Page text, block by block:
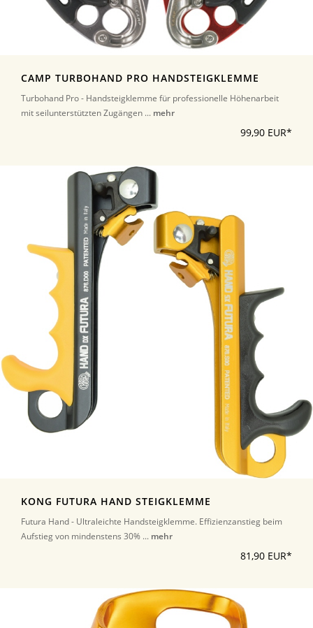
CAMP TURBOHAND PRO HANDSTEIGKLEMME
Turbohand Pro - Handsteigklemme für professionelle Höhenarbeit
mit seilunterstützten Zugängen ... mehr
99,90 EUR*
KONG FUTURA HAND STEIGKLEMME
Futura Hand - Ultraleichte Handsteigklemme. Effizienzanstieg beim
Aufstieg von mindenstens 30% ... mehr
81,90 EUR*